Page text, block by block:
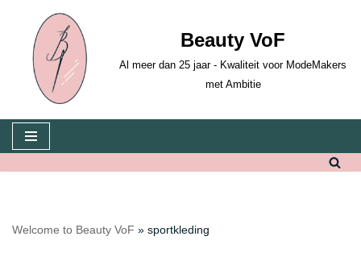
Skip
content
Beauty VoF
Al meer dan 25 jaar - Kwaliteit voor ModeMakers
met Ambitie
Welcome to Beauty VoF » sportkleding